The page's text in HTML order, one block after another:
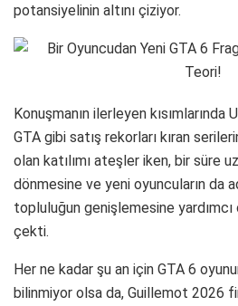
potansiyelinin altını çiziyor.
Konuşmanın ilerleyen
GTA gibi satış rekorları kıran
olan katılımı ateşler iken, bir süre
dönmesine ve yeni oyuncuların da
topluluğun genişlemesine
çekti.
Her ne kadar şu an için GTA 6
bilinmiyor olsa da, Guillemot 2026